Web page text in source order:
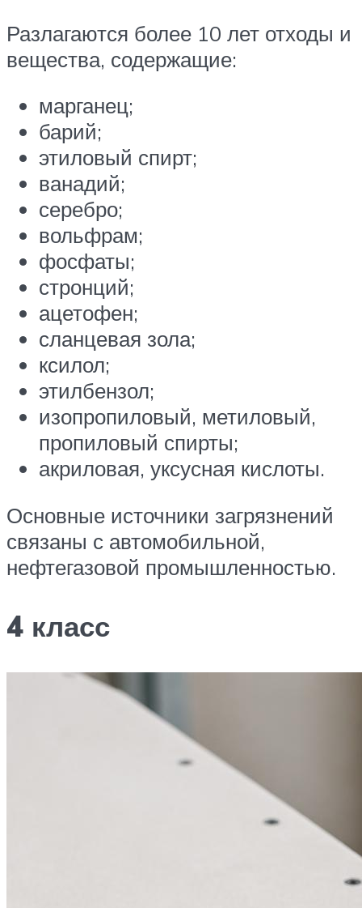
Разлагаются более 10 лет отходы и
вещества, содержащие:
марганец;
барий;
этиловый спирт;
ванадий;
серебро;
вольфрам;
фосфаты;
стронций;
ацетофен;
сланцевая зола;
ксилол;
этилбензол;
изопропиловый, метиловый,
пропиловый спирты;
акриловая, уксусная кислоты.
Основные источники загрязнений
связаны с автомобильной,
нефтегазовой промышленностью.
4 класс